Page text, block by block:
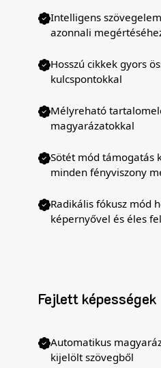
Intelligens
azonnali
Hosszú cikkek gyors
kulcspontokkal
Mélyreható
magyarázatokkal
Sötét mód támogatás
minden fényviszony
Radikális fókusz mód
képernyővel és éles
Fejlett képességek
Automatikus
kijelölt szövegből